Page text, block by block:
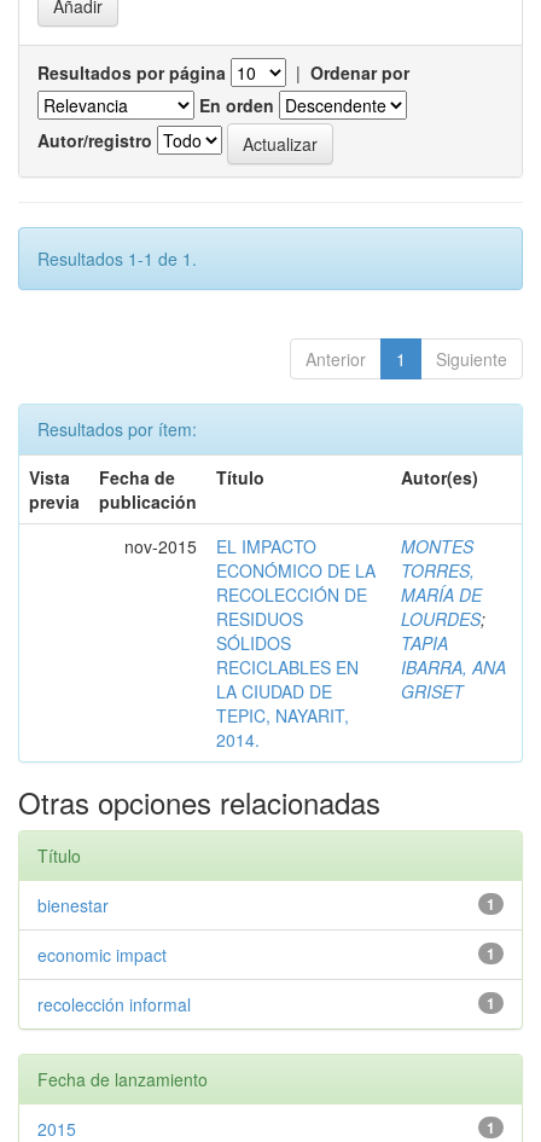
Resultados por página | Ordenar por
En orden
Autor/registro
Resultados 1-1 de 1.
Anterior 1 Siguiente
Resultados por ítem:
Vista
previa
Fecha de
publicación
Título Autor(es)
nov-2015
EL IMPACTO
ECONÓMICO DE LA
RECOLECCIÓN DE
RESIDUOS
SÓLIDOS
RECICLABLES EN
LA CIUDAD DE
TEPIC, NAYARIT,
2014.
MONTES
TORRES,
MARÍA DE
LOURDES;
TAPIA
IBARRA, ANA
GRISET
Otras opciones relacionadas
Título
1
bienestar
1
economic impact
1
recolección informal
Fecha de lanzamiento
1
2015